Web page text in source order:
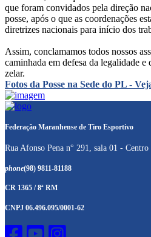
que foram convidados pela direção
posse, após o que as coordenações
diretrizes nacionais para início dos
Assim, conclamamos todos nossos
caminhada em defesa da legalidade e
zelar.
Fotos da Posse na Sede do PL -
Federação Maranhense de Tiro Esportivo
Rua Afonso Pena n° 291, sala 01 -
phone(98) 9811-81188
CR 1365 / 8ª RM
CNPJ 06.496.095/0001-62